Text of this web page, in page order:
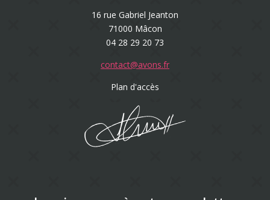
16 rue Gabriel Jeanton
71000 Mâcon
04 28 29 20 73
contact@avons.fr
Plan d'accès